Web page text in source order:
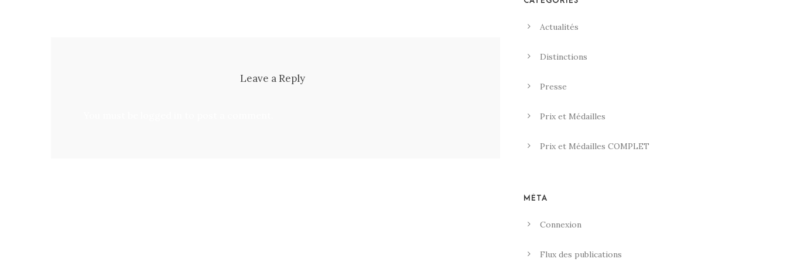
Leave a Reply
Actualités
Distinctions
Presse
Prix et Médailles
Prix et Médailles COMPLET
MÉTA
Connexion
Flux des publications